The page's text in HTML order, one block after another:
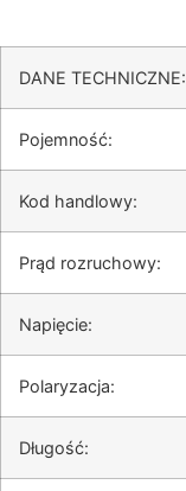
DANE TECHNICZNE:
Pojemność:
Kod handlowy:
Prąd rozruchowy:
Napięcie:
Polaryzacja:
Długość: